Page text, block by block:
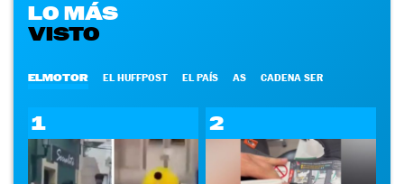
LO MÁS
VISTO
ELMOTOR EL HUFFPOST EL PAÍS AS CADENA SER
1 2